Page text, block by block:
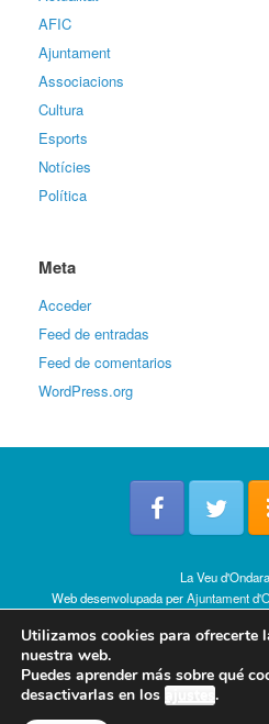
AFIC
Ajuntament
Associacions
Cultura
Esports
Notícies
Política
Meta
Acceder
Feed de entradas
Feed de comentarios
WordPress.org
La Veu
Web desenvolupada perAjuntament
Utilizamos cookies para ofrecerte
nuestra web.
Puedes aprender más sobre qué
desactivarlas en los ajustes.